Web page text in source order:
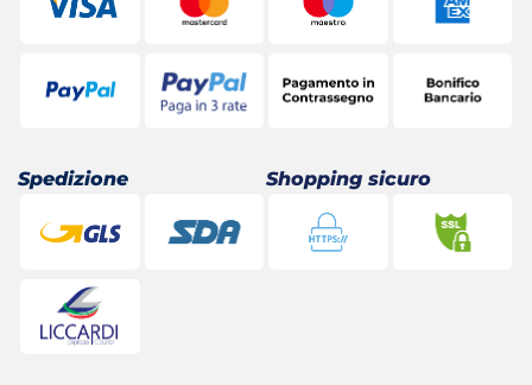
Spedizione Shopping sicuro